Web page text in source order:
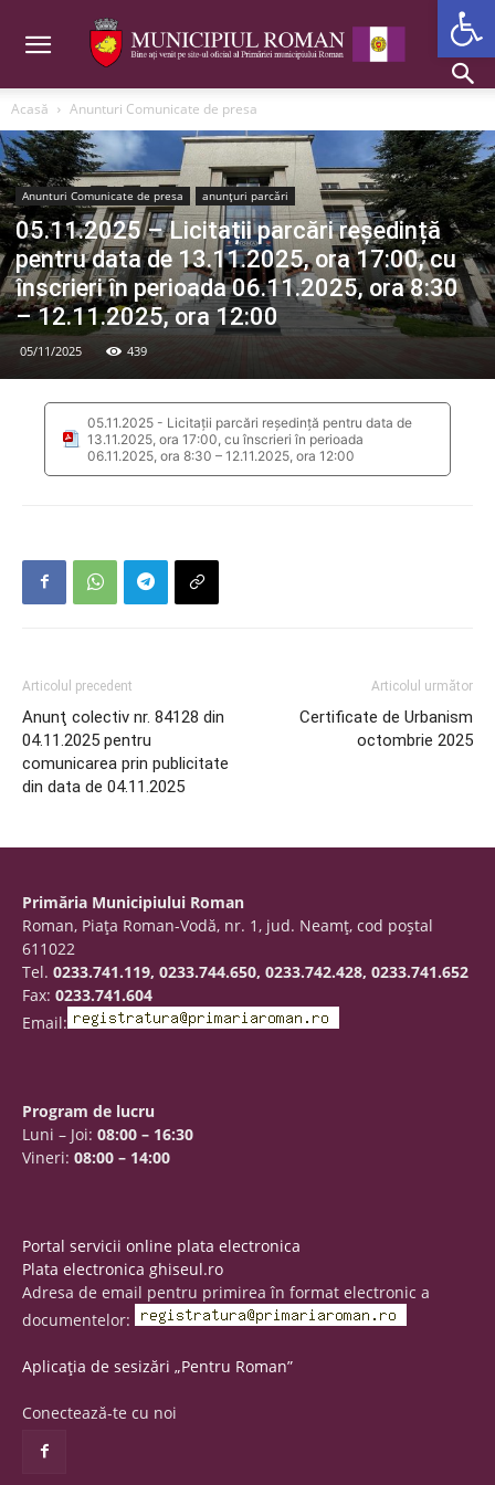
Acasă Anunturi Comunicate de presa
Anunturi Comunicate de presa anunțuri parcări
05.11.2025 – Licitații parcări reședință
pentru data de 13.11.2025, ora 17:00, cu
înscrieri în perioada 06.11.2025, ora 8:30
– 12.11.2025, ora 12:00
05/11/2025 439
05.11.2025 - Licitații parcări reședință pentru data de
13.11.2025, ora 17:00, cu înscrieri în perioada
06.11.2025, ora 8:30 – 12.11.2025, ora 12:00
Articolul precedent
Anunţ colectiv nr. 84128 din
04.11.2025 pentru
comunicarea prin publicitate
din data de 04.11.2025
Articolul următor
Certificate de Urbanism
octombrie 2025
Primăria Municipiului Roman
Roman, Piaţa Roman-Vodă, nr. 1, jud. Neamţ, cod poştal
611022
Tel. 0233.741.119, 0233.744.650, 0233.742.428, 0233.741.652
Fax: 0233.741.604
Email:
Program de lucru
Luni – Joi: 08:00 – 16:30
Vineri: 08:00 – 14:00
Portal servicii online plata electronica
Plata electronica ghiseul.ro
Adresa de email pentru primirea în format electronic a
documentelor:
Aplicația de sesizări „Pentru Roman”
Conectează-te cu noi